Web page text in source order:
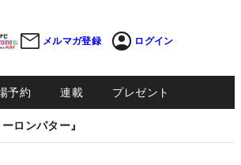
メルマガ登録 ログイン
予約 連載 プレゼント
ロンパター』